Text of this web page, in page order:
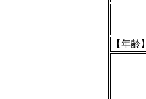
【年齢】